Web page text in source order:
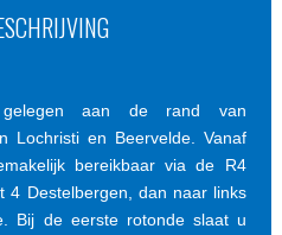
gelegen aan de rand van
Lochristi en Beervelde. Vanaf
bereikbaar via de R4
4 Destelbergen, dan naar links
Bij de eerste rotonde slaat u